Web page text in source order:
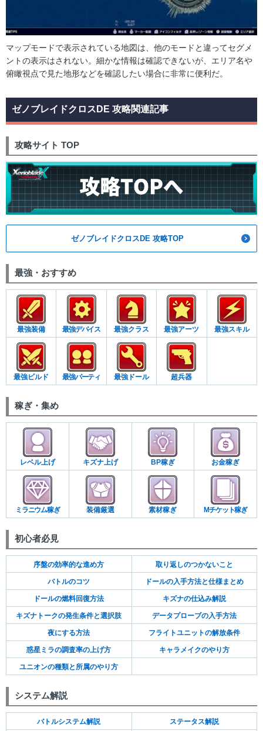
マップモードで表示されている地図は、他のモードと違ってセグメ
ントの表示はされない。細かな情報は確認できないが、エリア名や
俯瞰視点で見た地形などを確認したい場合に非常に便利だ。
ゼノブレイドクロスDE 攻略関連記事
攻略サイト TOP
ゼノブレイドクロスDE 攻略TOP
最強・おすすめ
最強装備 最強デバイス 最強クラス 最強アーツ 最強スキル
最強ビルド 最強パーティ 最強ドール 超兵器
稼ぎ・集め
レベル上げ キズナ上げ BP稼ぎ お金稼ぎ
ミラニウム稼ぎ 装備厳選 素材稼ぎ Mチケット稼ぎ
初心者必見
序盤の効率的な進め方 取り返しのつかないこと
バトルのコツ ドールの入手方法と仕様まとめ
ドールの燃料回復方法 キズナの仕込み解説
キズナトークの発生条件と選択肢 データプローブの入手方法
夜にする方法 フライトユニットの解放条件
惑星ミラの調査率の上げ方 キャラメイクのやり方
ユニオンの種類と所属のやり方
システム解説
バトルシステム解説 ステータス解説